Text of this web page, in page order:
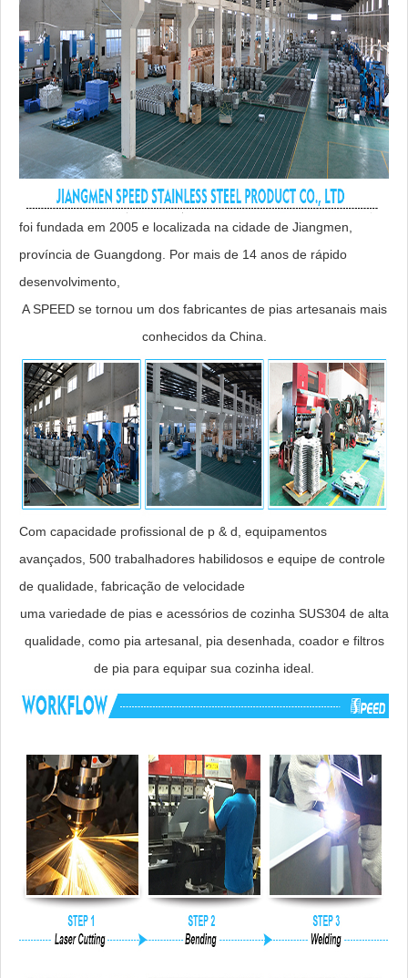
foi fundada em 2005 e localizada na cidade de Jiangmen,
província de Guangdong. Por mais de 14 anos de rápido
desenvolvimento,
A SPEED se tornou um dos fabricantes de pias artesanais mais
conhecidos da China.
Com capacidade profissional de p & d, equipamentos
avançados, 500 trabalhadores habilidosos e equipe de controle
de qualidade, fabricação de velocidade
uma variedade de pias e acessórios de cozinha SUS304 de alta
qualidade, como pia artesanal, pia desenhada, coador e filtros
de pia para equipar sua cozinha ideal.